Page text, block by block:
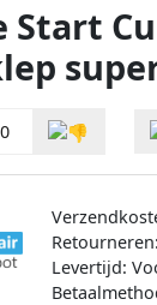
Start
0
Levertijd: